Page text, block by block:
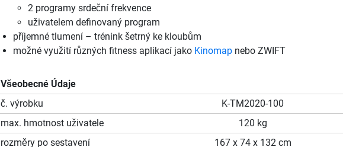
2 programy srdeční frekvence
uživatelem definovaný program
příjemné tlumení – trénink šetrný ke kloubům
možné využití různých fitness aplikací jako Kinomapnebo ZWIFT
Všeobecné Údaje
č. výrobku
K-TM2020-100
max. hmotnost uživatele
120 kg
rozměry po sestavení
167 x 74 x 132 cm